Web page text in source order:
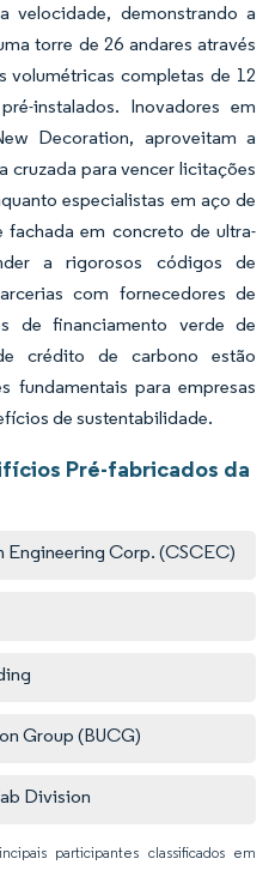
velocidade, demonstrando a
torre de 26 andares através
volumétricas completas de 12
instalados. Inovadores em
Decoration, aproveitam a
cruzada para vencer licitações
especialistas em aço de
em concreto de ultra-
a rigorosos códigos de
com fornecedores de
de financiamento verde de
crédito de carbono estão
fundamentais para empresas
de sustentabilidade.
Pré-fabricados da
Engineering Corp. (CSCEC)
Group (BUCG)
Division
participantes classificados em